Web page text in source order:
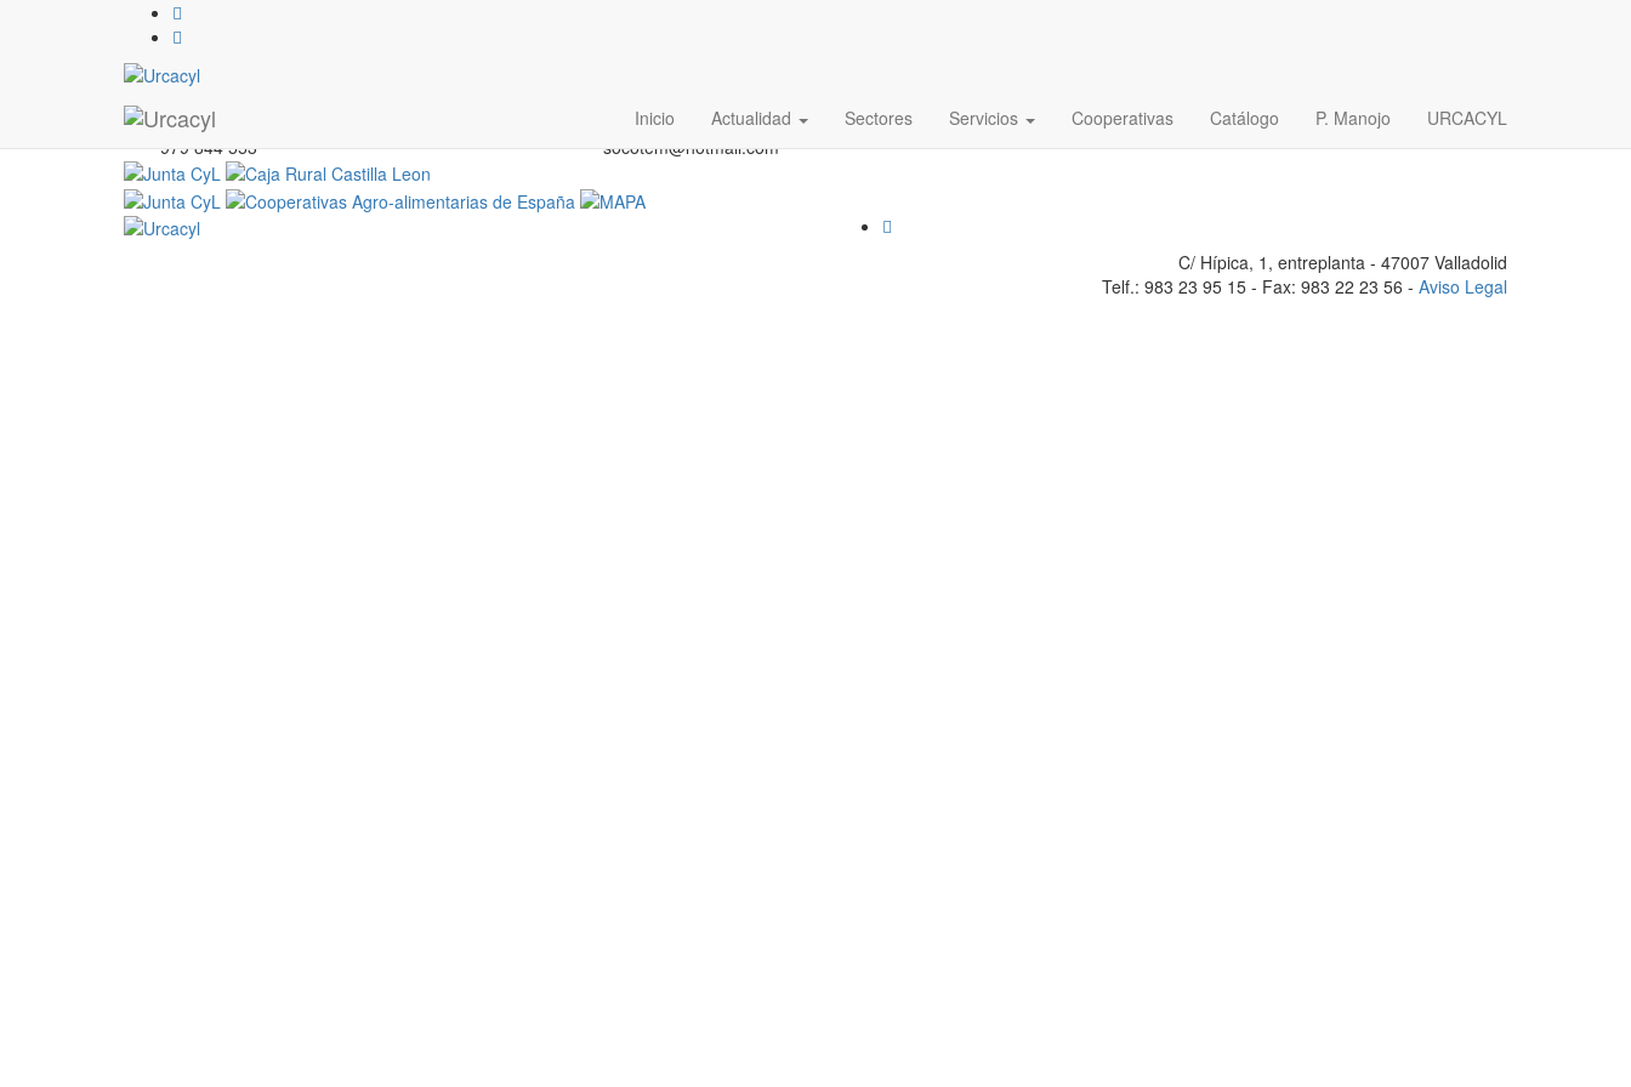
Inicio Actualidad Sectores Servicios Cooperativas Catálogo P. Manojo URCACYL
S. Coop. Socotem
979 844 553 socotem@hotmail.com
C/ Hípica, 1, entreplanta - 47007 Valladolid
Telf.: 983 23 95 15 - Fax: 983 22 23 56 - Aviso Legal